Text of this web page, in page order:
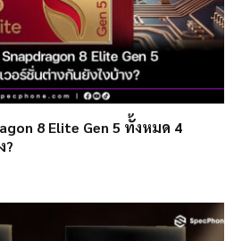
8 Elite Gen 5 ทั้งหมด 4
?